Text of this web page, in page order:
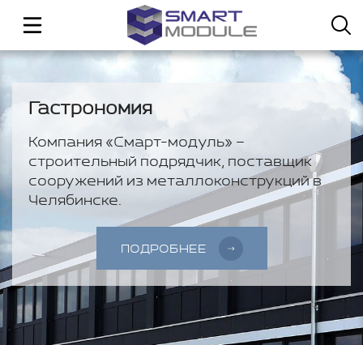
Гастрономия
Компания «Смарт-модуль» –
строительный подрядчик, поставщик
сооружений из металлоконструкций в
Челябинске.
ПОДРОБНЕЕ